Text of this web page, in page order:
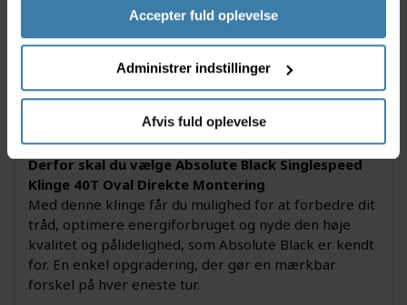
Accepter fuld oplevelse
Administrer indstillinger
Afvis fuld oplevelse
singlespeed og ønsker en mere jævn
udligne dødvandet i trådet, hvilket reducerer træthed
i benene og øger effektiviteten på både korte og
lange ture. Klingen henvender sig især til MTB-,
enkelt og pålideligt gearsystem.
Derfor skal du vælge Absolute Black Singlespeed
Klinge 40T Oval Direkte Montering
Med denne klinge får du mulighed for at forbedre dit
tråd, optimere energiforbruget og nyde den høje
kvalitet og pålidelighed, som Absolute Black er kendt
for. En enkel opgradering, der gør en mærkbar
forskel på hver eneste tur.